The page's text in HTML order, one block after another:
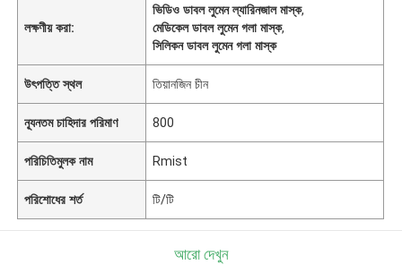
লক্ষণীয় করা:
ভিডিও ডাবল লুমেন ল্যারিনজাল মাস্ক,
মেডিকেল ডাবল লুমেন গলা মাস্ক,
সিলিকন ডাবল লুমেন গলা মাস্ক
উৎপত্তি স্থল তিয়ানজিন চীন
ন্যূনতম চাহিদার পরিমাণ 800
পরিচিতিমুলক নাম Rmist
পরিশোধের শর্ত টি/টি
আরো দেখুন